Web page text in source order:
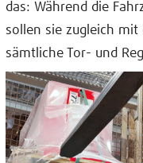
das: Während die
sollen sie zugleich
sämtliche Tor- und